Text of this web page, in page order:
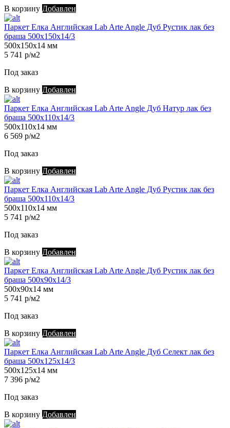
В корзину Добавлен
Паркет Елка Английская Lab Arte Angle Дуб Рустик лак без
браша 500х150х14/3
500х150х14 мм
5 741 р/м2
Под заказ
В корзину Добавлен
Паркет Елка Английская Lab Arte Angle Дуб Натур лак без
браша 500х110х14/3
500х110х14 мм
6 569 р/м2
Под заказ
В корзину Добавлен
Паркет Елка Английская Lab Arte Angle Дуб Рустик лак без
браша 500х110х14/3
500х110х14 мм
5 741 р/м2
Под заказ
В корзину Добавлен
Паркет Елка Английская Lab Arte Angle Дуб Рустик лак без
браша 500х90х14/3
500х90х14 мм
5 741 р/м2
Под заказ
В корзину Добавлен
Паркет Елка Английская Lab Arte Angle Дуб Селект лак без
браша 500х125х14/3
500х125х14 мм
7 396 р/м2
Под заказ
В корзину Добавлен